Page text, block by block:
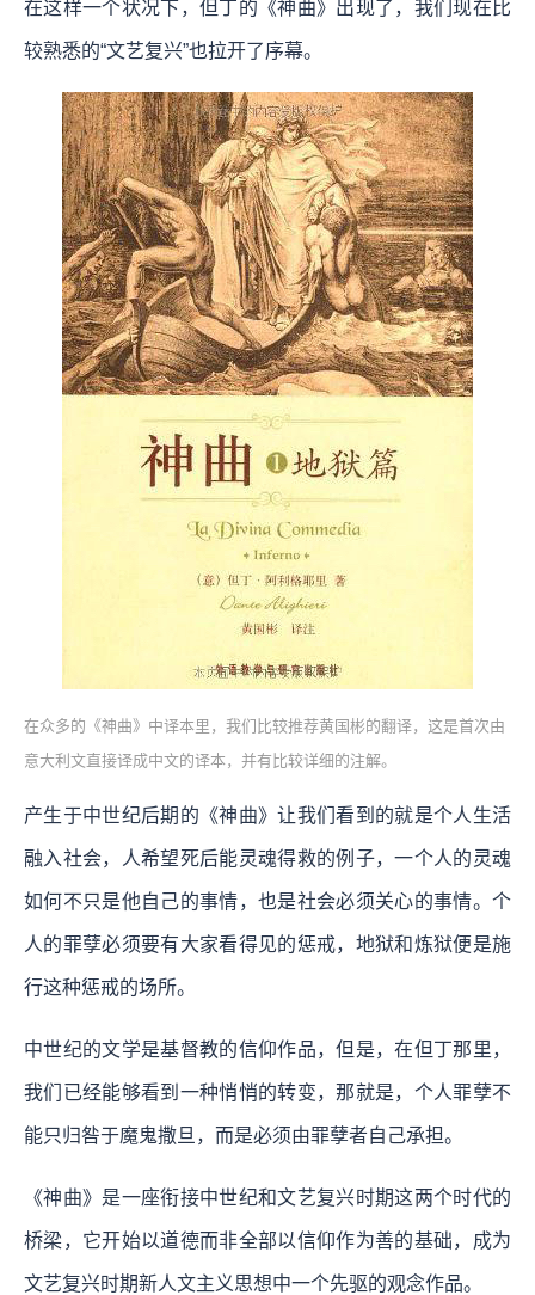
在这样一个状况下，但丁的《神曲》出现了，我们现在比
较熟悉的“文艺复兴”也拉开了序幕。
在众多的《神曲》中译本里，我们比较推荐黄国彬的翻译，这是首次由
意大利文直接译成中文的译本，并有比较详细的注解。
产生于中世纪后期的《神曲》让我们看到的就是个人生活
融入社会，人希望死后能灵魂得救的例子，一个人的灵魂
如何不只是他自己的事情，也是社会必须关心的事情。个
人的罪孽必须要有大家看得见的惩戒，地狱和炼狱便是施
行这种惩戒的场所。
中世纪的文学是基督教的信仰作品，但是，在但丁那里，
我们已经能够看到一种悄悄的转变，那就是，个人罪孽不
能只归咎于魔鬼撒旦，而是必须由罪孽者自己承担。
《神曲》是一座衔接中世纪和文艺复兴时期这两个时代的
桥梁，它开始以道德而非全部以信仰作为善的基础，成为
文艺复兴时期新人文主义思想中一个先驱的观念作品。